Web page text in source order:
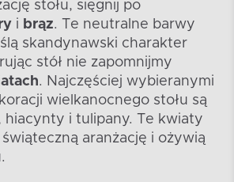
stołu, sięgnij po
i brąz. Te neutralne barwy
skandynawski charakter
stół nie zapomnijmy
. Najczęściej wybieranymi
wielkanocnego stołu są
hiacynty i tulipany. Te kwiaty
świąteczną aranżację i ożywią